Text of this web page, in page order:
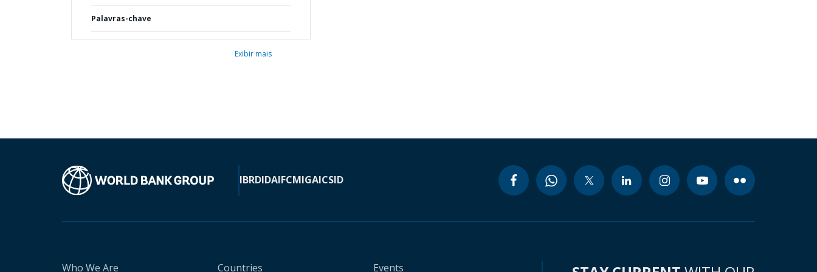
Palavras-chave
Exibir mais
IBRDIDAIFCMIGAICSID
Who We Are Countries Events